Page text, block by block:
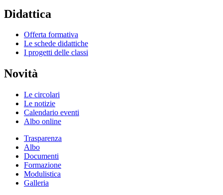
Didattica
Offerta formativa
Le schede didattiche
I progetti delle classi
Novità
Le circolari
Le notizie
Calendario eventi
Albo online
Trasparenza
Albo
Documenti
Formazione
Modulistica
Galleria